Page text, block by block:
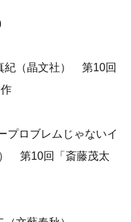
紀（晶文社） 第10回
プロブレムじゃないイ
第10回「斎藤茂太